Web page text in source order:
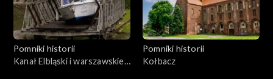
Pomniki historii
Kanał Elbląski i warszawskie
Pomniki historii
Kołbacz